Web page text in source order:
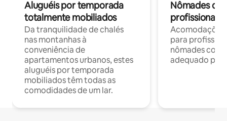
Aluguéis por temporada
totalmente mobiliados
Da tranquilidade de chalés
nas montanhas à
conveniência de
apartamentos urbanos, estes
aluguéis por temporada
mobiliados têm todas as
comodidades de um lar.
Nômades
profissionais
para
nômades com
adequado